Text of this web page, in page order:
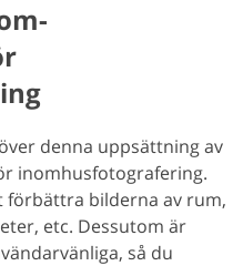
denna uppsättning av
inomhusfotografering.
bilderna av rum,
etc. Dessutom är
så du